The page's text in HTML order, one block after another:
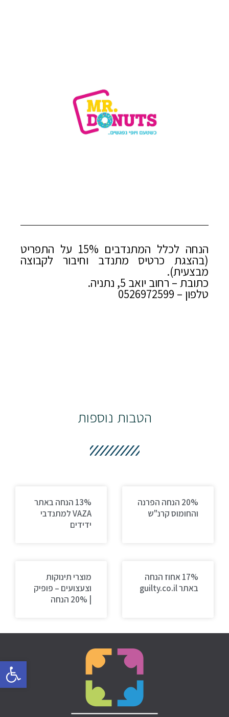
פתח
הנחה לכלל המתנדבים 15% על התפריט
(בהצגת כרטיס מתנדב וחיבור לקבוצה
מבצעית).
כתובת – רחוב יואב 5, נתניה.
טלפון – 0526972599
הטבות נוספות
20% הנחה הפרנה
והחומוס קרנ"ש
13% הנחה באתר
VAZA למתנדבי
ידידים
17% אחוז הנחה
באתר guilty.co.il
מוצרי תינוקות
וצעצועים – פופיק
| 20% הנחה